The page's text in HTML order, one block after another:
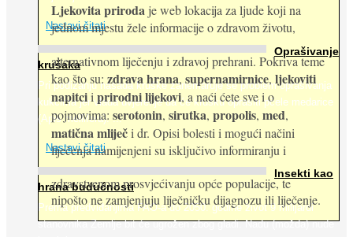
Nastavi čitati
Oprašivanje
krušaka
Pri podizanju nasada kruške zanemaruje se problem oprašivanja
kukcima jer vlada uvjerenje da će krušku oprašiti pčele medarice
(Apis mellifera). ...
Nastavi čitati
Insekti kao
hrana budućnosti
Prema predviđanjima FAO-a do 2050. godine život 9 milijardi
stanovnika Zemlje bit će ugrožen zbog gladi. Nadu (možda) nude
Ljekovita priroda je web lokacija za ljude koji na
jednom mjestu žele informacije o zdravom životu,
alternativnom liječenju i zdravoj prehrani. Pokriva teme
kao što su: zdrava hrana, supernamirnice, ljekoviti
napitciiprirodni lijekovi, a naći ćete sve i o
pojmovima: serotonin, sirutka, propolis, med,
matična mliječi dr. Opisi bolesti i mogući načini
liječenja namijenjeni su isključivo informiranju i
zdravstvenom prosvjećivanju opće populacije, te
nipošto ne zamjenjuju liječničku dijagnozu ili liječenje.